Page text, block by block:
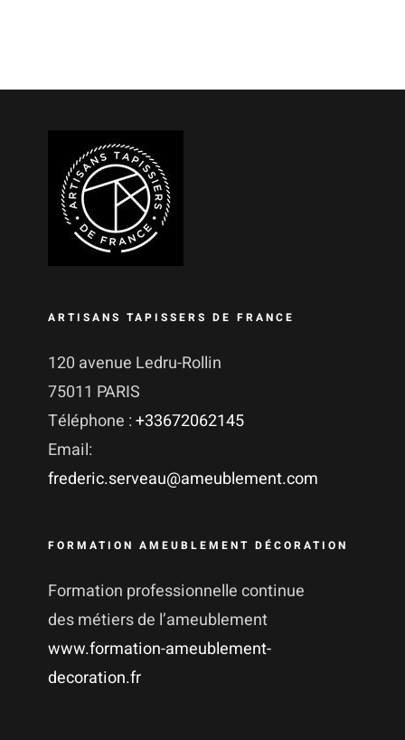
ARTISANS TAPISSERS DE FRANCE
120 avenue Ledru-Rollin
75011 PARIS
Téléphone :+33672062145
Email:
frederic.serveau@ameublement.com
FORMATION AMEUBLEMENT DÉCORATION
Formation professionnelle continue
des métiers de l’ameublement
www.formation-ameublement-
decoration.fr